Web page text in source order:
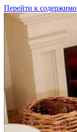
Перейти к